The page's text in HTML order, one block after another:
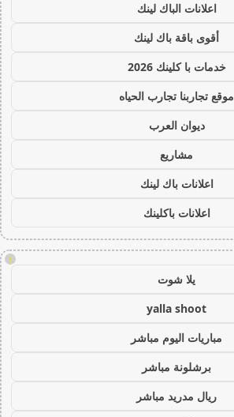
اعلانات الباك لينك
أقوى باقة باك لينك
خدمات با كلينك 2026
موقع تجاربنا تجارب الحياه
ديوان العرب
مشاريع
اعلانات باك لينك
اعلانات باكلينك
!
يلا شوت
yalla shoot
مباريات اليوم مباشر
برشلونة مباشر
ريال مدريد مباشر